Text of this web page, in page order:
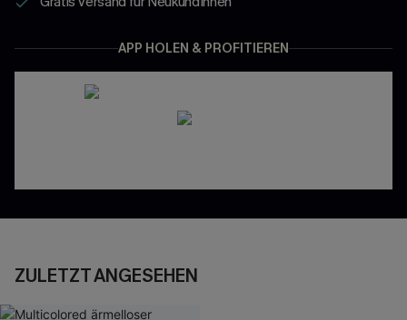
APP HOLEN & PROFITIEREN
ZULETZT ANGESEHEN